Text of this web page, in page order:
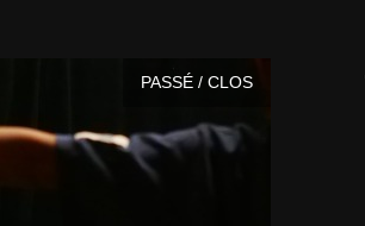
PASSÉ / CLOS